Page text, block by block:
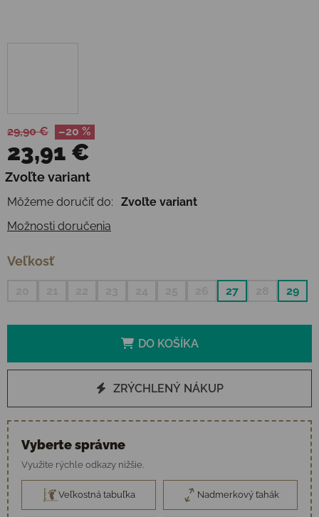
29,90 € –20 %
23,91 €
Jednotková cena:
Zvoľte variant
Môžeme doručiť do:
Zvoľte variant
Možnosti doručenia
Veľkosť
27 29
DO KOŠÍKA
ZRÝCHLENÝ NÁKUP
Vyberte správne
Využite rýchle odkazy nižšie.
Veľkostná tabuľka Nadmerkový ťahák